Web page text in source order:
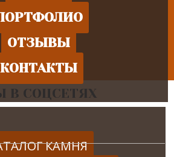
ОТЗЫВЫ
КОНТАКТЫ
КАМНЯ
В СОЦСЕТЯХ